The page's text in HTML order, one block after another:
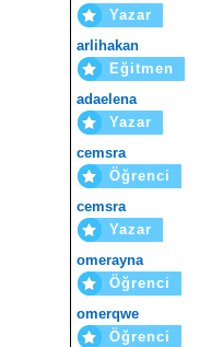
Yazar
arlihakan
Eğitmen
adaelena
Yazar
cemsra
Öğrenci
cemsra
Yazar
omerayna
Öğrenci
omerqwe
Öğrenci